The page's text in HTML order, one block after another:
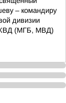
– командиру
дивизии
(МГБ, МВД)